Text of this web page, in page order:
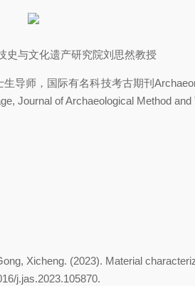
史与文化遗产研究院刘思然教授
生导师，国际有名科技考古期刊
Journal of Archaeological Method
Xicheng. (2023). Material
j.jas.2023.105870.